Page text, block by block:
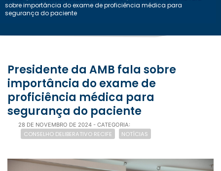
sobre importância do exame de proficiência médica para
segurança do paciente
Presidente da AMB fala sobre
importância do exame de
proficiência médica para
segurança do paciente
28 DE NOVEMBRO DE 2024 - CATEGORIA:
CONSELHO DELIBERATIVO RECIFE NOTÍCIAS